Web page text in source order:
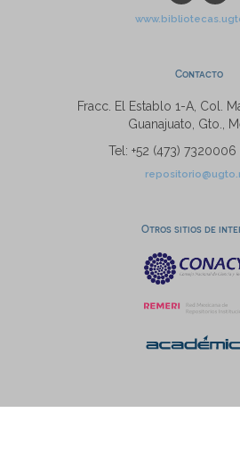
Contacto
Fracc. El Establo 1-A, Col.
Guanajuato, Gto.,
Tel: +52 (473) 7320006
Otros sitios de